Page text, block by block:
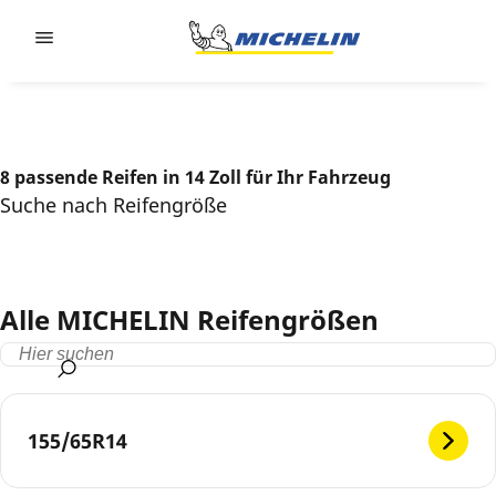
8 passende Reifen in 14 Zoll für Ihr Fahrzeug
Suche nach Reifengröße
Alle MICHELIN Reifengrößen
155/65R14